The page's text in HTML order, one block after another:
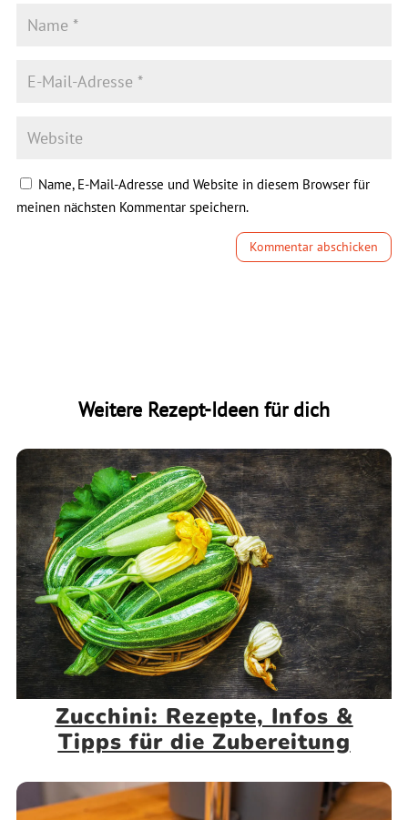
Name, E-Mail-Adresse und Website in diesem Browser für
meinen nächsten Kommentar speichern.
Kommentar abschicken
Weitere Rezept-Ideen für dich
Zucchini: Rezepte, Infos &
Tipps für die Zubereitung